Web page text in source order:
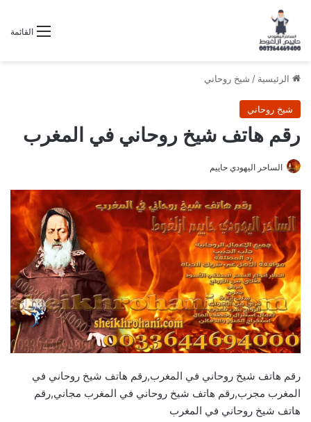
القائمة
الرئيسية / شيخ روحاني
شيخ روحاني
رقم هاتف شيخ روحاني في المغرب
الساحر اليهودي حاييم
رقم هاتف شيخ روحاني في المغرب,رقم هاتف شيخ روحاني في
المغرب مجرب,رقم هاتف شيخ روحاني في المغرب مجاني,رقم
هاتف شيخ روحاني في المغرب